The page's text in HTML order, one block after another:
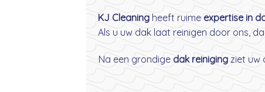
KJ Cleaning heeft ruime expertise in
Als u uw dak laat reinigen door ons,
Na een grondige dak reinigingziet uw